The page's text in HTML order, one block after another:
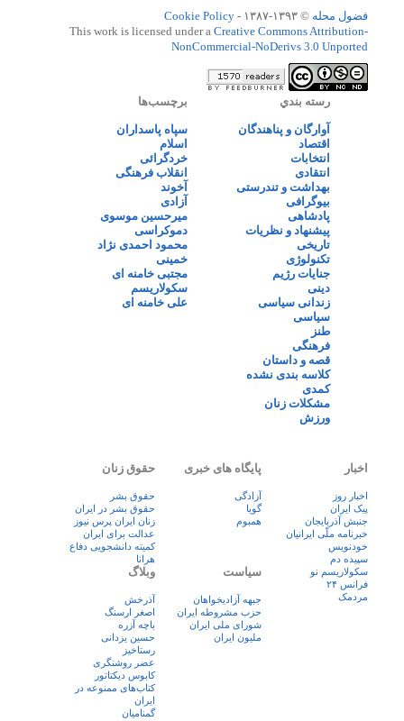
فضول محله © ۱۳۹۳-۱۳۸۷ -
Cookie Policy
This work is licensed under a Creative Commons Attribution-
NonCommercial-NoDerivs 3.0 Unported
رسته بندي
آوارگان و پناهندگان
اقتصاد
انتخابات
انتقادی
بهداشت و تندرستی
بیوگرافی
پادشاهی
پیشنهاد و نظریات
تاریخی
تکنولوژی
جنایات رژیم
دینی
زندانی سیاسی
سیاسی
طنز
فرهنگی
قصه و داستان
کلاسه بندی نشده
کمدی
مشکلات زنان
ورزش
برچسب‌ها
سپاه پاسداران
اسلام
خردگرائی
انقلاب فرهنگی
آخوند
آزادی
میرحسین موسوی
دموکراسی
محمود احمدی نژاد
خمینی
مجتبی خامنه ای
سکولاریسم
علی خامنه ای
اخبار
اخبار روز
پيک ايران
جنبش آذربایجان
خبرنامه ملّی ایرانیان
خودنویس
سپیده دم
سکولاریسم نو
فرانس ۲۴
مردمک
پایگاه های خبری
آزادگی
گویا
همبوم
حقوق زنان
حقوق بشر
حقوق بشر در ایران
زنان ايران پرس نيوز
عدالت برای ایران
کمیته دانشجویی دفاع
هرانا
سیاست
جبهه آزادیخواهان
حزب مشروطه ایران
شورای ملی ایران
ملیون ایران
وبلاگ
آذرخش
اصغر ارسنگ
باچه آزره
حسین یزدانی
رستاخیز
عضر روشنگری
کابوس دیکتاتور
کتاب‌های ممنوعه در
ایران
گمنامیان